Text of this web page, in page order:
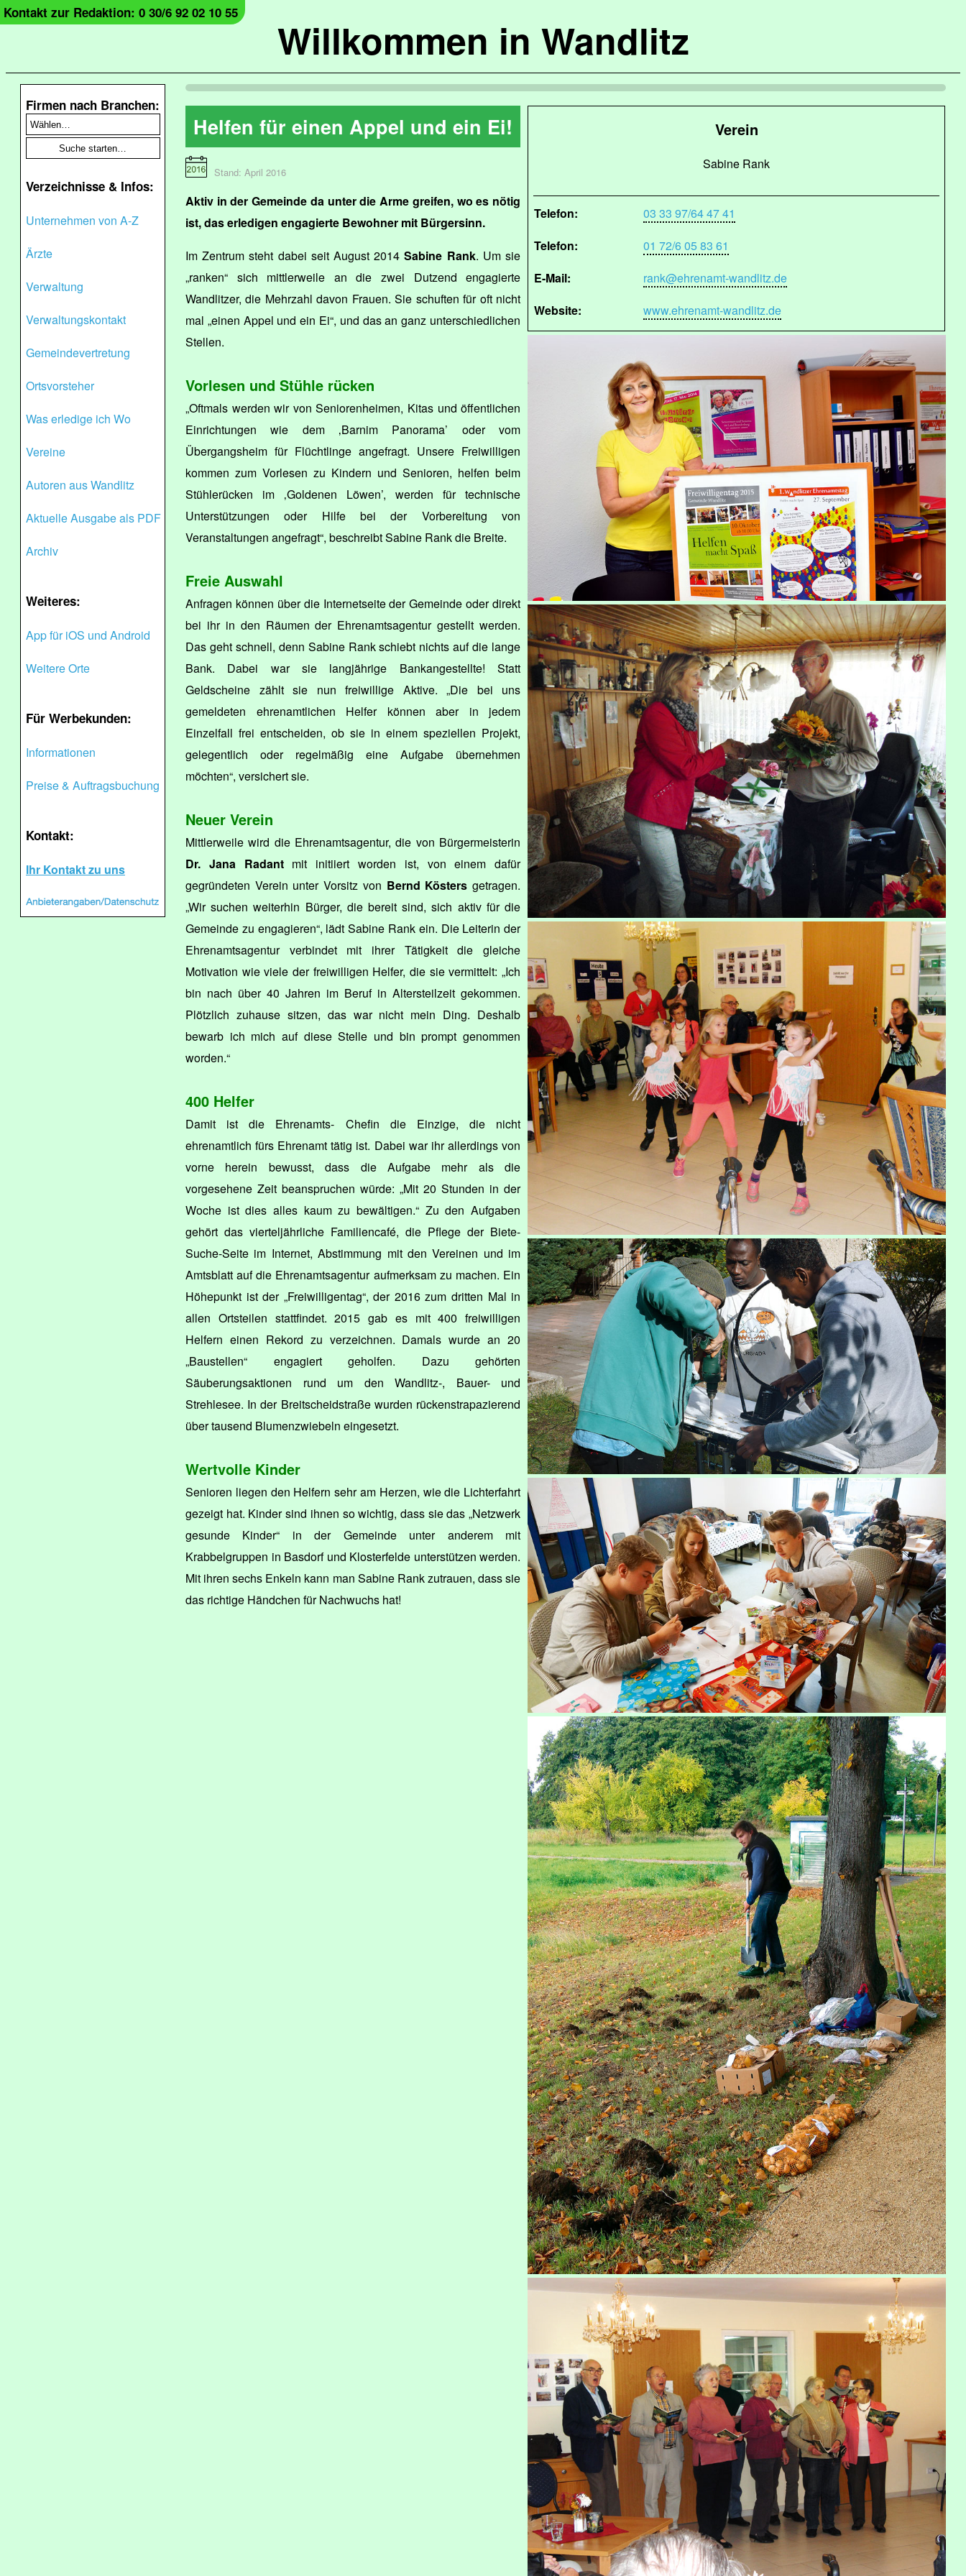
Willkommen in Wandlitz
Kontakt zur Redaktion: 0 30/6 92 02 10 55
Firmen nach Branchen:
Verzeichnisse & Infos:
Unternehmen von A-Z
Ärzte
Verwaltung
Verwaltungskontakt
Gemeindevertretung
Ortsvorsteher
Was erledige ich Wo
Vereine
Autoren aus Wandlitz
Aktuelle Ausgabe als PDF
Archiv
Weiteres:
App für iOS und Android
Weitere Orte
Für Werbekunden:
Informationen
Preise & Auftragsbuchung
Kontakt:
Ihr Kontakt zu uns
Verein
Sabine Rank
Telefon:
03 33 97/64 47 41
Telefon:
01 72/6 05 83 61
E-Mail:
rank@ehrenamt-wandlitz.de
Website:
www.ehrenamt-wandlitz.de
Helfen für einen Appel und ein Ei!
Stand: April 2016
Aktiv in der Gemeinde da unter die Arme greifen, wo es nötig
ist, das erledigen engagierte Bewohner mit Bürgersinn.
Im Zentrum steht dabei seit August 2014Sabine Rank. Um sie
„ranken“ sich mittlerweile an die zwei Dutzend engagierte
Wandlitzer, die Mehrzahl davon Frauen. Sie schuften für oft nicht
mal „einen Appel und ein Ei“, und das an ganz unterschiedlichen
Stellen.
Vorlesen und Stühle rücken
„Oftmals werden wir von Seniorenheimen, Kitas und öffentlichen
Einrichtungen wie dem ‚Barnim Panorama’ oder vom
Übergangsheim für Flüchtlinge angefragt. Unsere Freiwilligen
kommen zum Vorlesen zu Kindern und Senioren, helfen beim
Stühlerücken im ‚Goldenen Löwen’, werden für technische
Unterstützungen oder Hilfe bei der Vorbereitung von
Veranstaltungen angefragt“, beschreibt Sabine Rank die Breite.
Freie Auswahl
Anfragen können über die Internetseite der Gemeinde oder direkt
bei ihr in den Räumen der Ehrenamtsagentur gestellt werden.
Das geht schnell, denn Sabine Rank schiebt nichts auf die lange
Bank. Dabei war sie langjährige Bankangestellte! Statt
Geldscheine zählt sie nun freiwillige Aktive. „Die bei uns
gemeldeten ehrenamtlichen Helfer können aber in jedem
Einzelfall frei entscheiden, ob sie in einem speziellen Projekt,
gelegentlich oder regelmäßig eine Aufgabe übernehmen
möchten“, versichert sie.
Neuer Verein
Mittlerweile wird die Ehrenamtsagentur, die von Bürgermeisterin
Dr. Jana Radantmit initiiert worden ist, von einem dafür
gegründeten Verein unter Vorsitz von Bernd Kösters getragen.
„Wir suchen weiterhin Bürger, die bereit sind, sich aktiv für die
Gemeinde zu engagieren“, lädt Sabine Rank ein. Die Leiterin der
Ehrenamtsagentur verbindet mit ihrer Tätigkeit die gleiche
Motivation wie viele der freiwilligen Helfer, die sie vermittelt: „Ich
bin nach über 40 Jahren im Beruf in Altersteilzeit gekommen.
Plötzlich zuhause sitzen, das war nicht mein Ding. Deshalb
bewarb ich mich auf diese Stelle und bin prompt genommen
worden.“
400 Helfer
Damit ist die Ehrenamts- Chefin die Einzige, die nicht
ehrenamtlich fürs Ehrenamt tätig ist. Dabei war ihr allerdings von
vorne herein bewusst, dass die Aufgabe mehr als die
vorgesehene Zeit beanspruchen würde: „Mit 20 Stunden in der
Woche ist dies alles kaum zu bewältigen.“ Zu den Aufgaben
gehört das vierteljährliche Familiencafé, die Pflege der Biete-
Suche-Seite im Internet, Abstimmung mit den Vereinen und im
Amtsblatt auf die Ehrenamtsagentur aufmerksam zu machen. Ein
Höhepunkt ist der „Freiwilligentag“, der 2016 zum dritten Mal in
allen Ortsteilen stattfindet. 2015 gab es mit 400 freiwilligen
Helfern einen Rekord zu verzeichnen. Damals wurde an 20
„Baustellen“ engagiert geholfen. Dazu gehörten
Säuberungsaktionen rund um den Wandlitz-, Bauer- und
Strehlesee. In der Breitscheidstraße wurden rückenstrapazierend
über tausend Blumenzwiebeln eingesetzt.
Wertvolle Kinder
Senioren liegen den Helfern sehr am Herzen, wie die Lichterfahrt
gezeigt hat. Kinder sind ihnen so wichtig, dass sie das „Netzwerk
gesunde Kinder“ in der Gemeinde unter anderem mit
Krabbelgruppen in Basdorf und Klosterfelde unterstützen werden.
Mit ihren sechs Enkeln kann man Sabine Rank zutrauen, dass sie
das richtige Händchen für Nachwuchs hat!